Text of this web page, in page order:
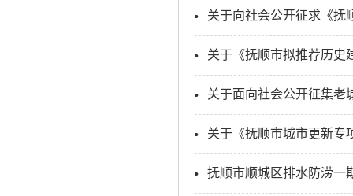
关于向社会公开征求《抚
关于《抚顺市拟推荐历史
关于面向社会公开征集老
关于《抚顺市城市更新专
抚顺市顺城区排水防涝一